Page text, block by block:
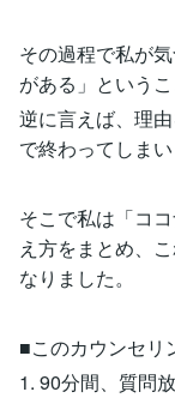
その過程で私が
がある」というこ
逆に言えば、理
で終わってしまい
そこで私は「コ
え方をまとめ、
なりました。
■このカウンセリ
1. 90分間、質問